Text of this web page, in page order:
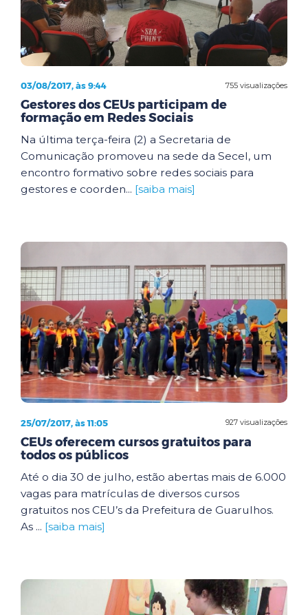
755 visualizações
03/08/2017, às 9:44
Gestores dos CEUs participam de
formação em Redes Sociais
Na última terça-feira (2) a Secretaria de
Comunicação promoveu na sede da Secel, um
encontro formativo sobre redes sociais para
gestores e coorden... [saiba mais]
927 visualizações
25/07/2017, às 11:05
CEUs oferecem cursos gratuitos para
todos os públicos
Até o dia 30 de julho, estão abertas mais de 6.000
vagas para matrículas de diversos cursos
gratuitos nos CEU’s da Prefeitura de Guarulhos.
As ... [saiba mais]